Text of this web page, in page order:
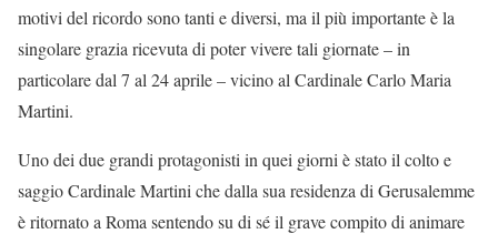
motivi del ricordo sono tanti e diversi, ma il più importante è la
singolare grazia ricevuta di poter vivere tali giornate – in
particolare dal 7 al 24 aprile – vicino al Cardinale Carlo Maria
Martini.
Uno dei due grandi protagonisti in quei giorni è stato il colto e
saggio Cardinale Martini che dalla sua residenza di Gerusalemme
è ritornato a Roma sentendo su di sé il grave compito di animare